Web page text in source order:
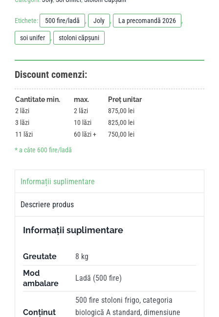
Etichete: 500 fire/ladă , Joly , La precomandă 2026 ,
soi unifer , stoloni căpșuni
Discount comenzi:
Cantitate min. max.
Preț unitar
2
2 875,00 lei
3
10 825,00 lei
11
60 750,00 lei
Informații suplimentare
Descriere produs
Informații suplimentare
Greutate
8 kg
Mod
ambalare
Ladă (500 fire)
Conținut
500 fire stoloni frigo, categoria
biologică A standard, dimensiune